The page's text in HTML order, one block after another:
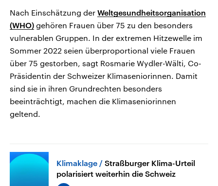
Nach Einschätzung der Weltgesundheitsorganisation
(WHO) gehören Frauen über 75 zu den besonders
vulnerablen Gruppen. In der extremen Hitzewelle im
Sommer 2022 seien überproportional viele Frauen
über 75 gestorben, sagt Rosmarie Wydler-Wälti, Co-
Präsidentin der Schweizer Klimaseniorinnen. Damit
sind sie in ihren Grundrechten besonders
beeinträchtigt, machen die Klimaseniorinnen
geltend.
Klimaklage
Straßburger Klima-Urteil
polarisiert weiterhin die Schweiz